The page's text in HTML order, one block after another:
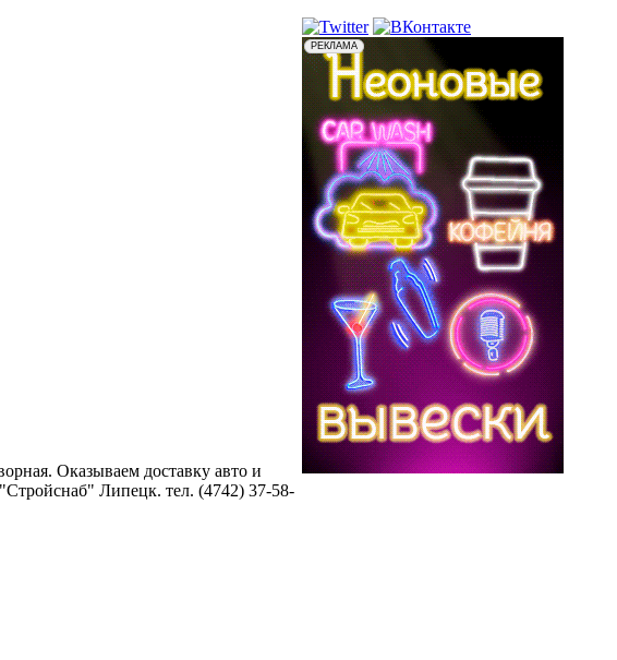
Оказываем доставку авто и
Липецк. тел. (4742) 37-58-